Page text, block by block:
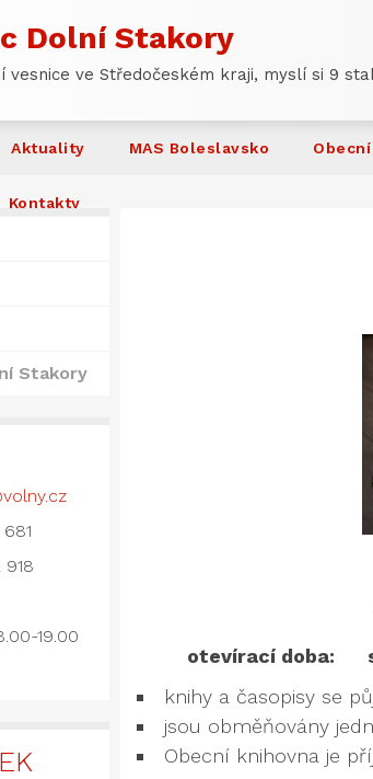
Dolní Stakory
vesnice ve Středočeském kraji, myslí si 9
Aktuality MAS Boleslavsko
Kontakty
Stakory
19.00
otevírací doba:
knihy a časopisy se
jsou obměňovány
Obecní knihovna je